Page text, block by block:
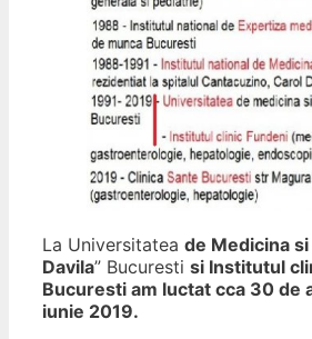
La Universitatea de Medicina
Davila” Bucuresti si Institutul
Bucuresti am luctat cca 30 de
iunie 2019.